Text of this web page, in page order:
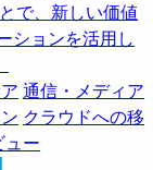
で、新しい価値
ションを活用し
通信・メディア
クラウドへの移
ュー